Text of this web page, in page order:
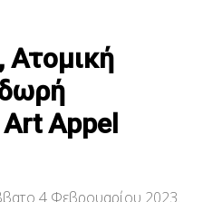
Ατομική
Appel
4 Φεβρουαρίου 2023.